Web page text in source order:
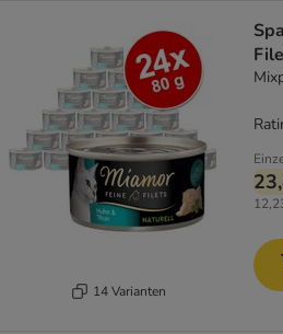
14 Varianten